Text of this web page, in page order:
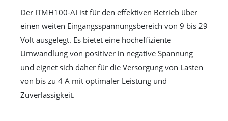
Der ITMH100-AI ist für den effektiven Betrieb über
einen weiten Eingangsspannungsbereich von 9 bis 29
Volt ausgelegt. Es bietet eine hocheffiziente
Umwandlung von positiver in negative Spannung
und eignet sich daher für die Versorgung von Lasten
von bis zu 4 A mit optimaler Leistung und
Zuverlässigkeit.